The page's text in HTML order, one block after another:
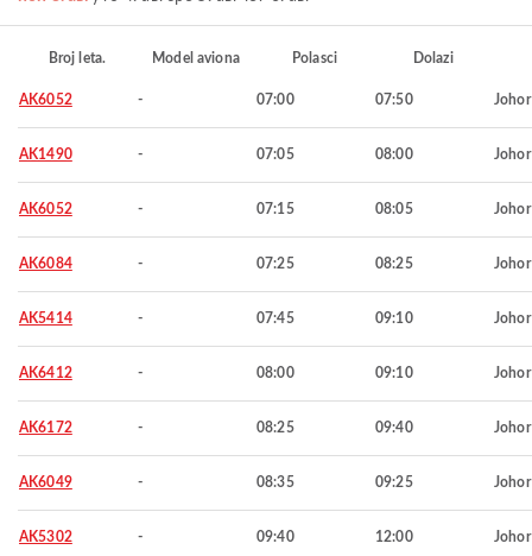
Broj leta. Model aviona Polasci Dolazi
AK6052 - 07:00 07:50
AK1490 - 07:05 08:00
AK6052 - 07:15 08:05
AK6084 - 07:25 08:25
AK5414 - 07:45 09:10
AK6412 - 08:00 09:10
AK6172 - 08:25 09:40
AK6049 - 08:35 09:25
AK5302 - 09:40 12:00